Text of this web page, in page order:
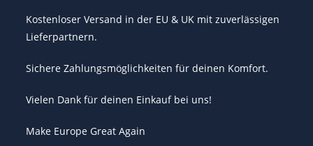
Kostenloser Versand in der EU & UK mit zuverlässigen
Lieferpartnern.
Sichere Zahlungsmöglichkeiten für deinen Komfort.
Vielen Dank für deinen Einkauf bei uns!
Make Europe Great Again